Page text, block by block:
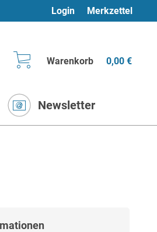
Login Merkzettel
Warenkorb 0,00 €
Newsletter